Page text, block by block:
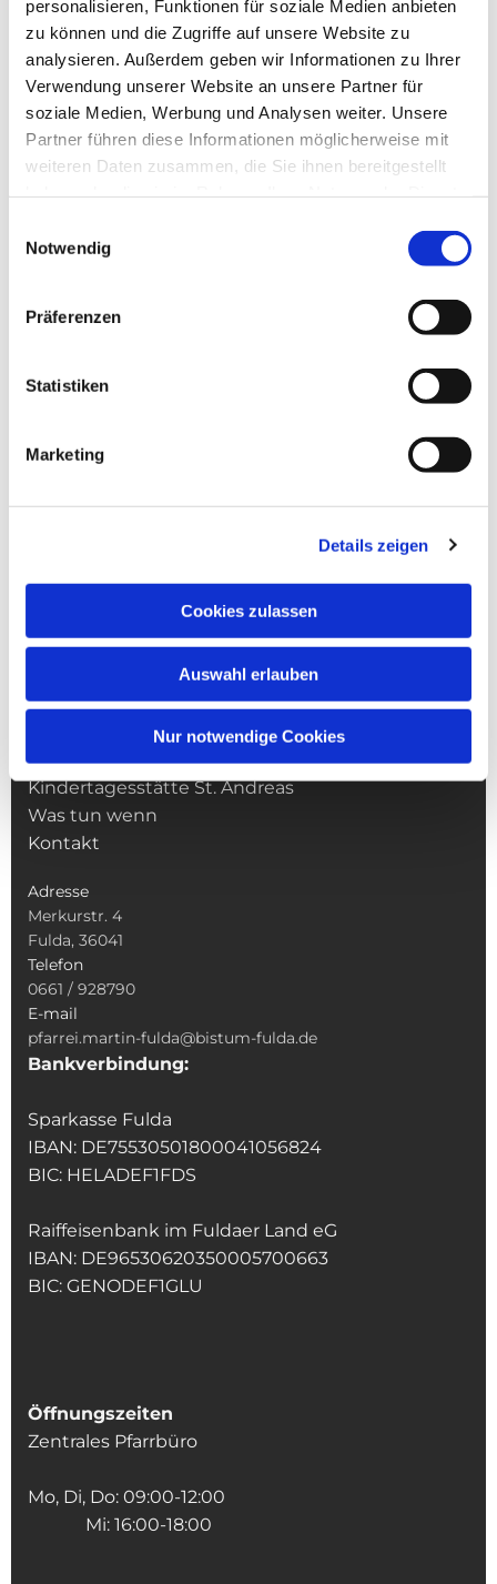
personalisieren, Funktionen für soziale Medien anbieten
zu können und die Zugriffe auf unsere Website zu
analysieren. Außerdem geben wir Informationen zu Ihrer
Verwendung unserer Website an unsere Partner für
soziale Medien, Werbung und Analysen weiter. Unsere
Partner führen diese Informationen möglicherweise mit
weiteren Daten zusammen, die Sie ihnen bereitgestellt
Notwendig
Präferenzen
Statistiken
Marketing
Details zeigen
Cookies zulassen
Auswahl erlauben
Nur notwendige Cookies
Pfarrei St. Martin
Wallfahrten
Veranstaltungen & Angebote
Kindertagesstätte St. Andreas
Was tun wenn
Kontakt
Adresse
Merkurstr. 4
Fulda, 36041
Telefon
0661 / 928790
E-mail
pfarrei.martin-fulda@bistum-fulda.de
Bankverbindung:
Sparkasse Fulda
IBAN: DE75530501800041056824
BIC: HELADEF1FDS
Raiffeisenbank im Fuldaer Land eG
IBAN: DE96530620350005700663
BIC: GENODEF1GLU
Öffnungszeiten
Zentrales Pfarrbüro
Mo, Di, Do: 09:00-12:00
Mi: 16:00-18:00